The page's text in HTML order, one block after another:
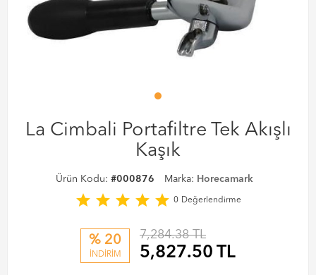
La Cimbali Portafiltre Tek Akışlı
Kaşık
Ürün Kodu: #000876 Marka: Horecamark
star star star star star 0 Değerlendirme
% 20
İNDİRİM
7,284.38 TL
5,827.50 TL